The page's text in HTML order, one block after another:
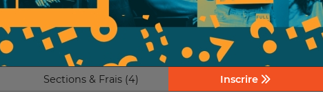
Sections & Frais (4) Inscrire